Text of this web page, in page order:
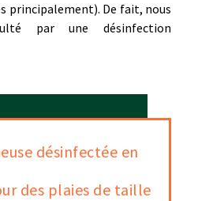
principalement). De fait, nous
par une désinfection
désinfectée en
des plaies de taille